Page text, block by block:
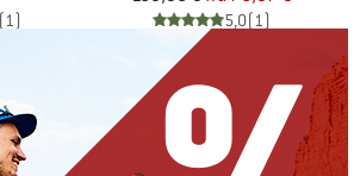
(1) 5,0(1)